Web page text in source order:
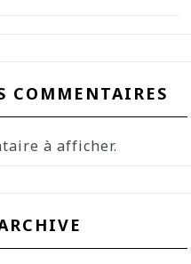
COMMENTAIRES
à afficher.